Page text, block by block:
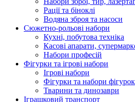
Рації та біноклі
Водяна зброя та насоси
Сюжетно-рольові набори
Кухні, побутова техніка
Касові апарати,
Набори професій
Фігурки та ігрові набори
Ігрові набори
Фігурки та набори фігурок
Тварини та динозаври
Іграшковий транспорт